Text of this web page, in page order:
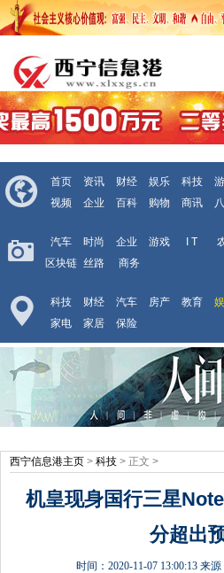
首页 资讯 财经 娱乐 科技
视频
企业 百科 购物 商讯
汽车 时尚 企业 游戏 I T
区块链 丝路 商务
科技 财经 汽车 房产 教育
家电
家居 保险
西宁信息港主页 > 科技 > 正文 >
机皇现身国行三星
分超出
时间：2020-11-07 13:00:13 来源